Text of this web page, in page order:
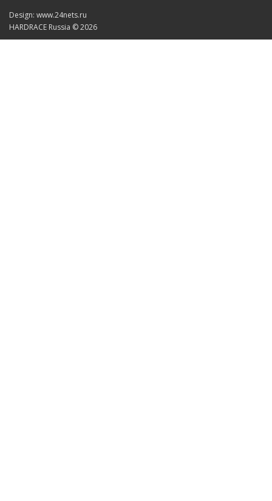
Design: www.24nets.ru
HARDRACE Russia © 2026